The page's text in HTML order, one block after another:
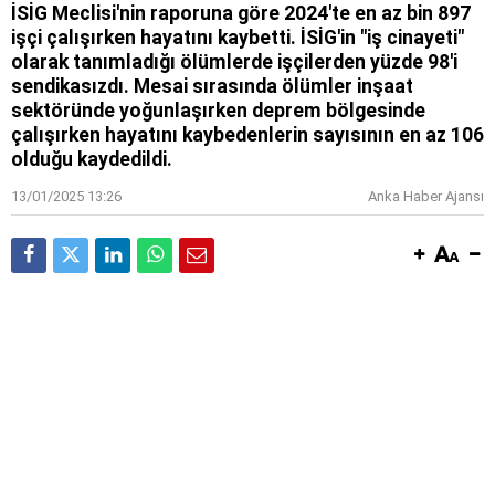
İSİG Meclisi'nin raporuna göre 2024'te en az bin 897
işçi çalışırken hayatını kaybetti. İSİG'in "iş cinayeti"
olarak tanımladığı ölümlerde işçilerden yüzde 98'i
sendikasızdı. Mesai sırasında ölümler inşaat
sektöründe yoğunlaşırken deprem bölgesinde
çalışırken hayatını kaybedenlerin sayısının en az 106
olduğu kaydedildi.
13/01/2025 13:26 Anka Haber Ajansı